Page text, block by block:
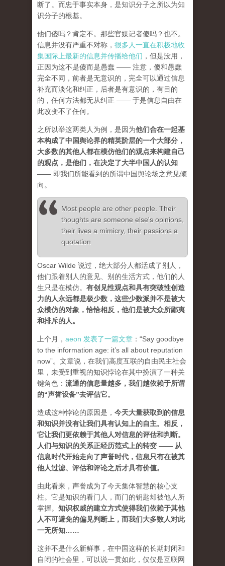
断了。而忠于事实本身，是知识分子之所以为知
识分子的根基。
他们傻吗？肯定不。那些官媒记者傻吗？也不。
信息并没有严重不对称， 很多人一直在积极地收
集国际上最新的信息并传播给他们 ，但是没用，
正因为这不是傻而是愚蠢 —— 注意，傻和愚蠢
完全不同，前者是无意识的，完全可以通过信息
补充而淡化和纠正，后者是有意识的，有目的
的，任何方法都无从纠正 —— 于是信息自由在
此改变不了任何。
之所以举这两类人为例，是因为他们合在一起基
本构成了中国舆论界的精英阶层的一个大部分，
大多数的其他人都在模仿他们的观点来构建自己
的观点，是他们，在决定了大半中国人的认知
—— 即我们所能看到的所谓中国舆论场之意见倾
向。
Most people are other people. Their
thoughts are someone else's opinions,
their lives a mimicry, their passions a
quotation
Oscar Wilde 说过，绝大部分人都活成了别人，
他们跟着别人的意见、别的生活方式，他们的人
生只是在模仿。 有创见性观点和具有突破性创造
力的人永远都是极少数，这些少数派并不是被大
众模仿的对象，恰恰相反，他们是被大众所鄙夷
和排斥的人。
上个月， aeon 发表了一篇文章 ：“Say goodbye
to the information age: it’s all about reputation
now”。文章说，在我们高度互联的自由民主社会
里，未受到重视的知识悖论在其中扮演了一种关
键角色： 流通的信息量越多，我们越依赖于所谓
的“声誉设备”去评估它。
造成这种悖论的原因是， 今天大量获取到的信息
和知识并没有让我们具有认知上的自主。相反，
它让我们更依赖于其他人对信息的评估和判断。
人们与知识的关系正经历范式上的转变 —— 从
信息时代开始走向了声誉时代，信息只有在被其
他人过滤、评估和评论之后才具有价值。
由此看来，声誉成为了今天集体智慧的核心支
柱。它是知识的看门人，而门的钥匙却被他人所
掌握。 知识权威的建立方式使得我们依赖于其他
人不可避免的偏见判断上，而我们大多数人对此
一无所知……
这并不是什么新鲜事，在中国这样的长期封闭和
自闭的社会里，可以说一贯如此，仅仅是互联网